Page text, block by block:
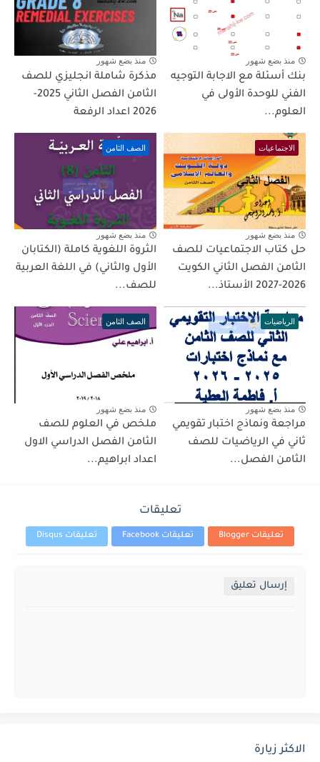
منذ بضع شهور
بنك أسئلة مع الاجابة التوجيه
الفني للوحدة الأولى في
العلوم...
منذ بضع شهور
مذكرة شاملة انجليزي للصف
الثامن الفصل الثاني 2025-
2026 اعداد الرفعة
الاجتماعيات
منذ بضع شهور
حل كتاب الاجتماعيات للصف
الثامن الفصل الثاني الكويت
2026-2027 الأستاذ...
الصف الثامن
منذ بضع شهور
الثروة اللغوية كاملة (الكتابان
الأول والثاني) في اللغة العربية
للصف...
الرياضيات
منذ بضع شهور
مراجعة ونماذج اختبار تقويمي
ثاني في الرياضيات للصف
الثامن الفصل...
الصف الثامن
منذ بضع شهور
ملخص في العلوم للصف
الثامن الفصل الدراسي الاول
اعداد ابراهيم...
تعليقات
تعليقات Blogger تعليقات Facebook تعليقات Disqus
إرسال تعليق
الاكثر زيارة